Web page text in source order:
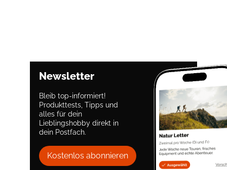
Newsletter
Bleib top-informiert!
Produkttests, Tipps und
alles für dein
Lieblingshobby direkt in
dein Postfach.
Kostenlos abonnieren